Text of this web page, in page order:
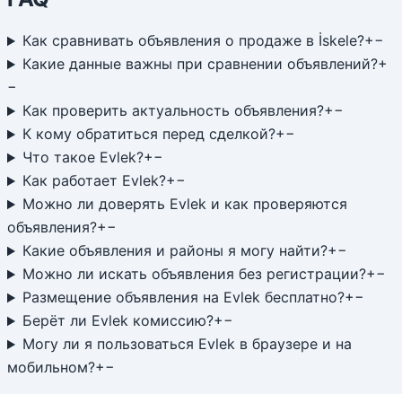
Как сравнивать объявления о продаже в İskele?+−
Какие данные важны при сравнении объявлений?+
−
Как проверить актуальность объявления?+−
К кому обратиться перед сделкой?+−
Что такое Evlek?+−
Как работает Evlek?+−
Можно ли доверять Evlek и как проверяются
объявления?+−
Какие объявления и районы я могу найти?+−
Можно ли искать объявления без регистрации?+−
Размещение объявления на Evlek бесплатно?+−
Берёт ли Evlek комиссию?+−
Могу ли я пользоваться Evlek в браузере и на
мобильном?+−